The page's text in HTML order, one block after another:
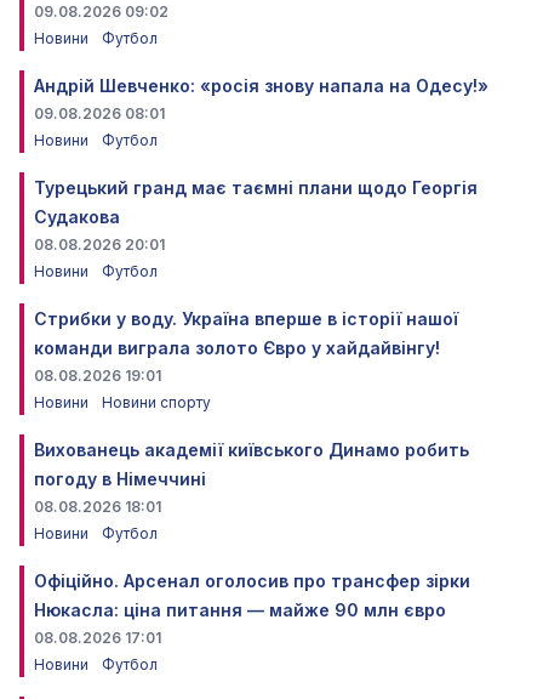
09.08.2026 09:02
Новини
Футбол
Андрій Шевченко: «росія знову напала на Одесу!»
09.08.2026 08:01
Новини
Футбол
Турецький гранд має таємні плани щодо Георгія
Судакова
08.08.2026 20:01
Новини
Футбол
Стрибки у воду. Україна вперше в історії нашої
команди виграла золото Євро у хайдайвінгу!
08.08.2026 19:01
Новини
Новини спорту
Вихованець академії київського Динамо робить
погоду в Німеччині
08.08.2026 18:01
Новини
Футбол
Офіційно. Арсенал оголосив про трансфер зірки
Нюкасла: ціна питання — майже 90 млн євро
08.08.2026 17:01
Новини
Футбол